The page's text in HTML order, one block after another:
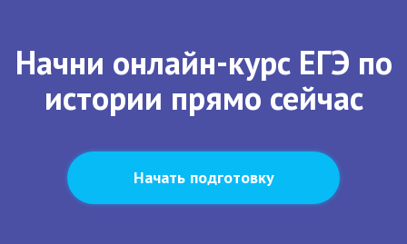
Начни онлайн-курс ЕГЭ по
истории прямо сейчас
Начать подготовку